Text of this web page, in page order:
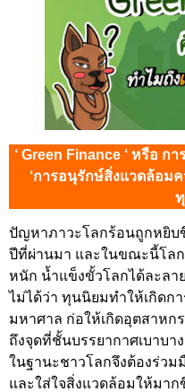
‘ Green Finance ‘ หรือ ก
‘การอนุรักษ์สิ่งแวดล้อม
ปัญหาภาวะโลกร้อนถูกหยิบ
ปีที่ผ่านมา และในขณะนี้โลก
หนัก น้ำแข็งขั้วโลกได้ละลา
ไม่ได้ว่า ทุนนิยมทำให้เกิดก
มหาศาล ก่อให้เกิดอุตสาห
ถึงจุดที่ชั้นบรรยากาศเบาบ
ในฐานะชาวโลกจึงต้องร่ว
และใส่ใจสิ่งแวดล้อมให้มาก